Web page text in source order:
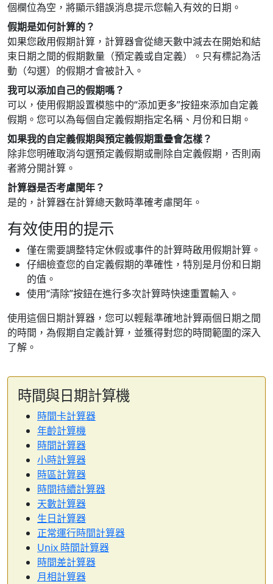
個欄位為空，將顯示錯誤消息提示您輸入有效的日期。
假期是如何計算的？
如果您啟用假期計算，計算器會從總天數中減去在開始和結
束日期之間的假期數量（預定義或自定義）。只有標記為活
動（勾選）的假期才會被計入。
我可以添加自己的假期嗎？
可以，使用假期設置模態中的“添加更多”按鈕來添加自定義
假期。您可以為每個自定義假期指定名稱、月份和日期。
如果我的自定義假期與預定義假期重疊會怎樣？
除非您明確取消勾選預定義假期或刪除自定義假期，否則兩
者將分開計算。
計算器是否考慮閏年？
是的，計算器在計算總天數時準確考慮閏年。
有效使用的提示
僅在需要調整特定休假或事件的計算時啟用假期計算。
仔細檢查您的自定義假期的準確性，特別是月份和日期
的值。
使用“清除”按鈕在進行多次計算時快速重置輸入。
使用這個日期計算器，您可以輕鬆準確地計算兩個日期之間
的時間，為假期自定義計算，並獲得對您的時間範圍的深入
了解。
時間與日期計算機
時間卡計算器
年齡計算機
時間計算器
小時計算器
時區計算器
時間持續計算器
天數計算器
生日計算器
正常運行時間計算器
Unix 時間計算器
時間差計算器
月相計算器